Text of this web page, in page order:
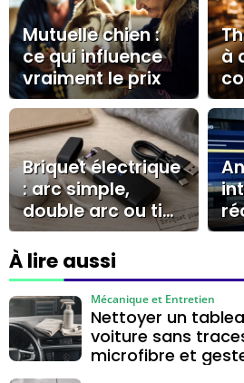
Mutuelle chien :
ce qui influence
vraiment le prix
à
Briquet électrique
: arc simple,
double arc ou tige
longue, lequel
choisir ?
:
À lire aussi
Nettoyer un
voiture sans
microfibre et
Mécanique et Entretien